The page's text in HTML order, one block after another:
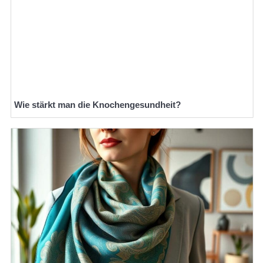
Wie stärkt man die Knochengesundheit?